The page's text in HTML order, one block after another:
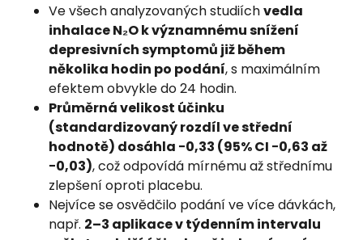
Ve všech analyzovaných studiíchvedla
inhalace N₂O k významnému snížení
depresivních symptomů již během
několika hodin po podání, s maximálním
efektem obvykle do 24 hodin.
Průměrná velikost účinku
(standardizovaný rozdíl ve střední
hodnotě) dosáhla −0,33 (95% CI −0,63 až
−0,03), což odpovídá mírnému až střednímu
zlepšení oproti placebu.
Nejvíce se osvědčilo podání ve více dávkách,
např. 2–3 aplikace v týdenním intervalu